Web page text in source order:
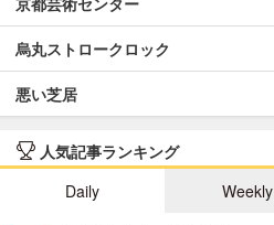
烏丸ストロークロック
悪い芝居
人気記事ランキング
Daily
Weekly